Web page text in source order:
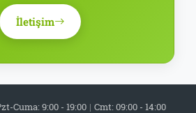
İletişim
Cuma: 9:00 - 19:00 | Cmt: 09:00 - 14:00